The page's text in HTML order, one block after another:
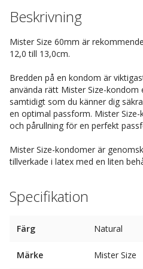
Beskrivning
Mister Size 60mm är
12,0 till 13,0cm.
Bredden på en kondom är
använda rätt Mister Size-kondom
samtidigt som du känner dig
en optimal passform. Mister
och pårullning för en perfekt
Mister Size-kondomer är
tillverkade i latex med en liten
Specifikation
Färg Natural
Märke Mister Size